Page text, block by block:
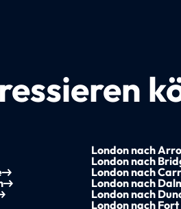
London nach
London nach
London nach
London nach
London nach
London nach